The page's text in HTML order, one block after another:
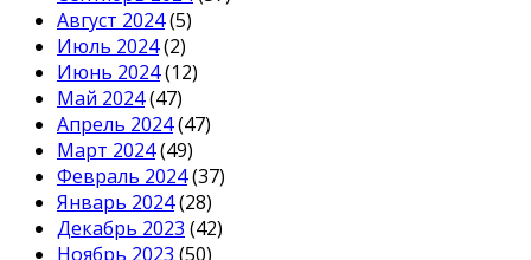
Август 2024(5)
Июль 2024(2)
Июнь 2024(12)
Май 2024(47)
Апрель 2024(47)
Март 2024(49)
Февраль 2024(37)
Январь 2024(28)
Декабрь 2023 (42)
Ноябрь 2023 (50)